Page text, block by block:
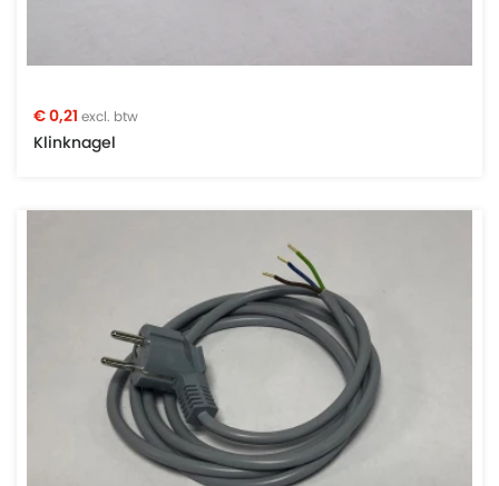
€ 0,21 excl. btw
Klinknagel